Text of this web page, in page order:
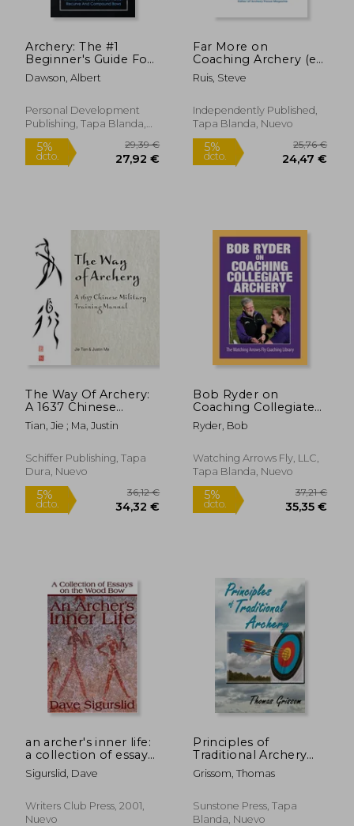
14,19 €
Archery: The #1
Beginner's Guide For
Everything An Archer
Needs To Know
Compound Bows (en
Inglés)
Dawson, Albert
Personal Development
Publishing, Tapa Blanda,
Nuevo
5%
dcto. 27,92 €
Far More on
Coaching Archery (en
Inglés)
Ruis, Steve
Independently Published,
Tapa Blanda, Nuevo
5%
dcto. 24,47
The Way Of Archery:
A 1637 Chinese
Military Training
Manual (en Inglés)
Tian, Jie ; Ma, Justin
Schiffer Publishing, Tapa
Dura, Nuevo
Bob Ryder on
Coaching Collegiate
Archery (en Inglés)
Ryder, Bob
Watching Arrows Fly, LLC,
Tapa Blanda, Nuevo
an archer's inner life:
a collection of essays
on the wood bow
along with a dialectic
Inglés)
Sigurslid, Dave
Writers Club Press, 2001,
Nuevo
Principles of
Traditional Archery
(en Inglés)
Grissom, Thomas
Sunstone Press, Tapa
Blanda, Nuevo